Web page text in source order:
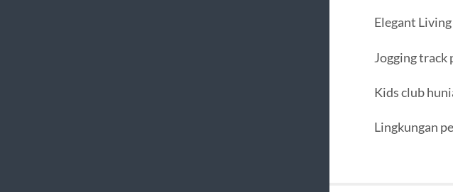
Elegant
Jogging track
Kids club
Lingkungan